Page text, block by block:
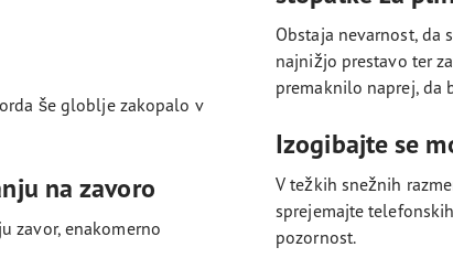
še globlje zakopalo v
na zavoro
zavor, enakomerno
Obstaja nevarnost, da
najnižjo prestavo ter
premaknilo naprej, da
Izogibajte se
V težkih snežnih
sprejemajte
pozornost.